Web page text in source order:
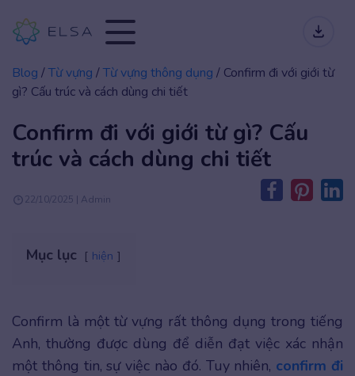
Blog /Từ vựng /Từ vựng thông dụng / Confirm đi với giới từ
gì? Cấu trúc và cách dùng chi tiết
Confirm đi với giới từ gì? Cấu
trúc và cách dùng chi tiết
22/10/2025 | Admin
Mục lục hiện
Confirm là một từ vựng rất thông dụng trong tiếng
Anh, thường được dùng để diễn đạt việc xác nhận
một thông tin, sự việc nào đó. Tuy nhiên, confirm đi